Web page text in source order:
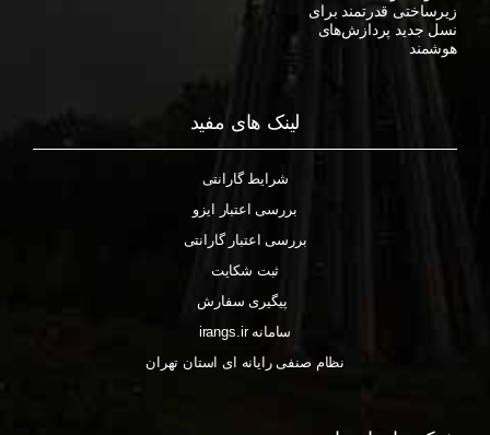
زیرساختی قدرتمند برای
نسل جدید پردازش‌های
هوشمند
لینک های مفید
شرایط گارانتی
بررسی اعتبار ایزو
بررسی اعتبار گارانتی
ثبت شکایت
پیگیری سفارش
سامانه irangs.ir
نظام صنفی رایانه ای استان تهران